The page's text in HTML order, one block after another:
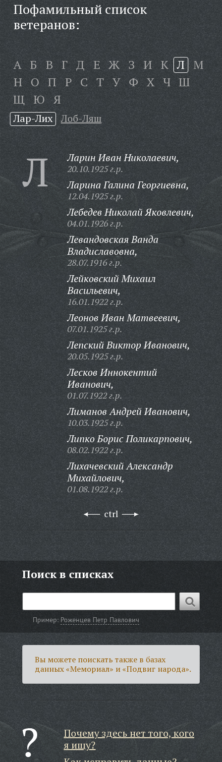
Пофамильный список
ветеранов:
А Б В Г Д Е Ж З И К Л М
Н О П Р С Т У Ф Х Ч Ш
Щ Ю Я
Лар-Лих Лоб-Ляш
Л Ларин Иван Николаевич,
20.10.1925 г.р.
Ларина Галина Георгиевна,
12.04.1925 г.р.
Лебедев Николай Яковлевич,
04.01.1926 г.р.
Левандовская Ванда
Владиславовна,
28.07.1916 г.р.
Лейковский Михаил
Васильевич,
16.01.1922 г.р.
Леонов Иван Матвеевич,
07.01.1925 г.р.
Лепский Виктор Иванович,
20.05.1925 г.р.
Лесков Иннокентий
Иванович,
01.07.1922 г.р.
Лиманов Андрей Иванович,
10.03.1925 г.р.
Липко Борис Поликарпович,
08.02.1922 г.р.
Лихачевский Александр
Михайлович,
01.08.1922 г.р.
ctrl
Поиск в списках
Пример: Роженцев Петр Павлович
Вы можете поискать также в базах
данных «Мемориал» и «Подвиг народа».
Почему здесь нет того, кого
я ищу?